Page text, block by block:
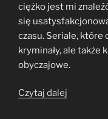
ciężko jest mi
się
czasu. Seriale, które
kryminały, ale
obyczajowe.
Czytaj dalej